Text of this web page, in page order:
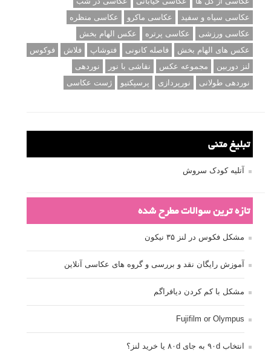
عکاسی سیاه و سفید
عکاسی ماکرو
عکاسی منظره
عکاسی ورزشی
عکاسی پرتره
عکس الهام بخش
عکس های الهام بخش
فاصله کانونی فتوشاپ فلاش
فوکوس
لنز دوربین
مجموعه عکس نقاشی با نور
نوردهی
نوردهی طولانی
نورپردازی پرسپکتیو ژست عکاسی
تبلیغ متنی
آتلیه کودک سروش
تازه ترین سوالات مطرح شده
مشکل فکوس در لنز ۳۵ نیکون
آموزش رایگان نقد و بررسی و گروه های عکاسی آنلاین
مشکل با کم کردن دیافراگم
Fujifilm or Olympus
انتخاب ۹۰d به جای ۸۰d یا خرید لنز؟